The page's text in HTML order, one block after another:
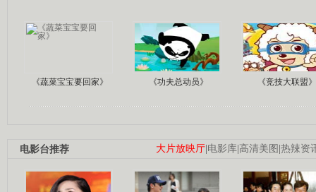
《蔬菜宝宝要回家》 《功夫总动员》 《竞技大联盟》
大片放映厅|电影库|高清美图 |热辣资
电影台推荐